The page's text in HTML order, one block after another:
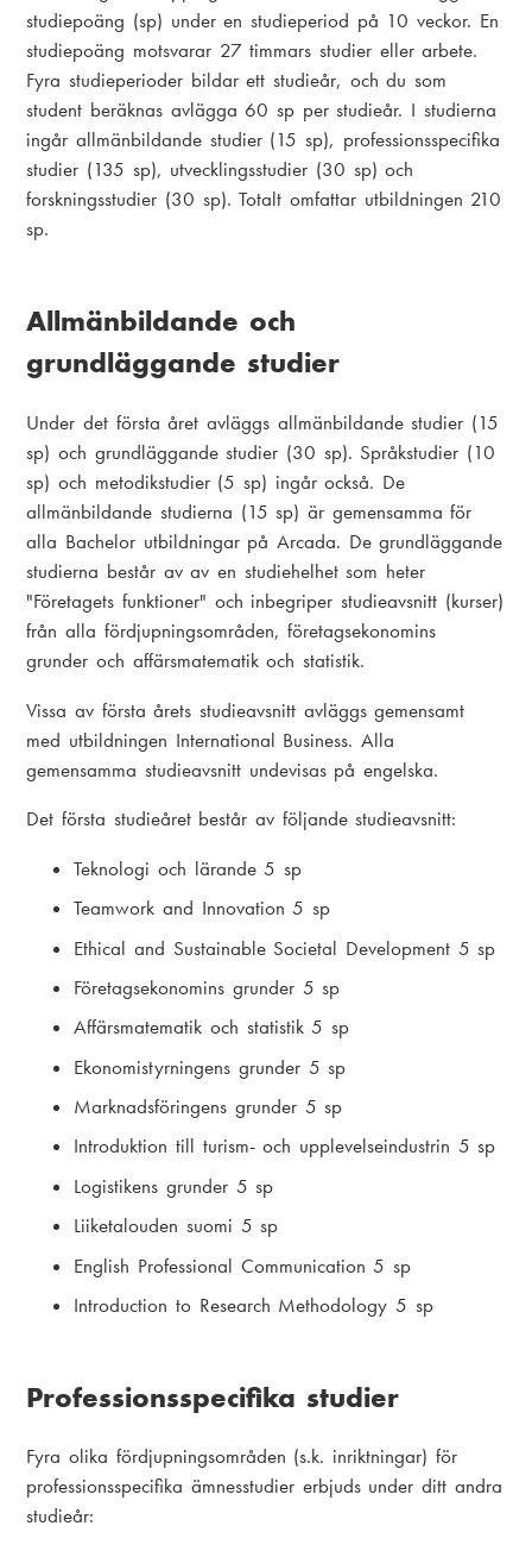
studiepoäng (sp) under en studieperiod på 10 veckor. En
studiepoäng motsvarar 27 timmars studier eller arbete.
Fyra studieperioder bildar ett studieår, och du som
student beräknas avlägga 60 sp per studieår. I studierna
ingår allmänbildande studier (15 sp), professionsspecifika
studier (135 sp), utvecklingsstudier (30 sp) och
forskningsstudier (30 sp). Totalt omfattar utbildningen 210
sp.
Allmänbildande och
grundläggande studier
Under det första året avläggs allmänbildande studier (15
sp) och grundläggande studier (30 sp). Språkstudier (10
sp) och metodikstudier (5 sp) ingår också. De
allmänbildande studierna (15 sp) är gemensamma för
alla Bachelor utbildningar på Arcada. De grundläggande
studierna består av av en studiehelhet som heter
"Företagets funktioner" och inbegriper studieavsnitt (kurser)
från alla fördjupningsområden, företagsekonomins
grunder och affärsmatematik och statistik.
Vissa av första årets studieavsnitt avläggs gemensamt
med utbildningen International Business. Alla
gemensamma studieavsnitt undevisas på engelska.
Det första studieåret består av följande studieavsnitt:
Teknologi och lärande 5 sp
Teamwork and Innovation 5 sp
Ethical and Sustainable Societal Development 5 sp
Företagsekonomins grunder 5 sp
Affärsmatematik och statistik 5 sp
Ekonomistyrningens grunder 5 sp
Marknadsföringens grunder 5 sp
Introduktion till turism- och upplevelseindustrin 5 sp
Logistikens grunder 5 sp
Liiketalouden suomi 5 sp
English Professional Communication 5 sp
Introduction to Research Methodology 5 sp
Professionsspecifika studier
Fyra olika fördjupningsområden (s.k. inriktningar) för
professionsspecifika ämnesstudier erbjuds under ditt andra
studieår: